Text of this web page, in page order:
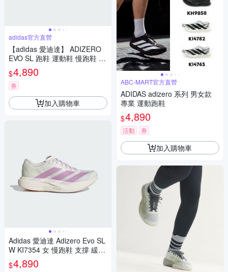
adidas官方直營
【adidas 愛迪達】 ADIZERO
EVO SL 跑鞋 運動鞋 慢跑鞋 女
鞋 KJ2552
$4,890
券
加入購物車
Adidas 愛迪達 Adizero Evo SL
W KI7354 女 慢跑鞋 支撐 緩震
競速 白 淺紫 透氣
$4,890
ABC-MART官方直營
ADIDAS adizero 系列 男女款
專業 運動跑鞋
$4,890
活動 券
加入購物車